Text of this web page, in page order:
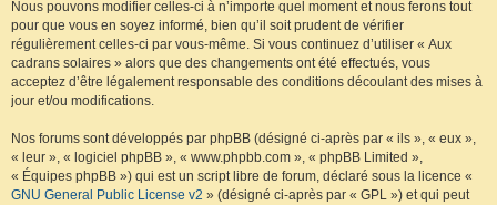
Nous pouvons modifier celles-ci à n’importe quel moment et nous ferons tout
pour que vous en soyez informé, bien qu’il soit prudent de vérifier
régulièrement celles-ci par vous-même. Si vous continuez d’utiliser « Aux
cadrans solaires » alors que des changements ont été effectués, vous
acceptez d’être légalement responsable des conditions découlant des mises à
jour et/ou modifications.
Nos forums sont développés par phpBB (désigné ci-après par « ils », « eux »,
« leur », « logiciel phpBB », « www.phpbb.com », « phpBB Limited »,
« Équipes phpBB ») qui est un script libre de forum, déclaré sous la licence «
GNU General Public License v2 » (désigné ci-après par « GPL ») et qui peut